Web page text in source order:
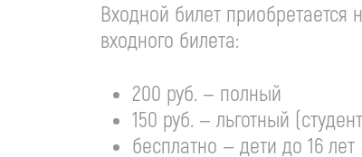
Входной билет приобретается
входного билета:
200 руб. — полный
150 руб. — льготный
бесплатно — дети до 16 лет